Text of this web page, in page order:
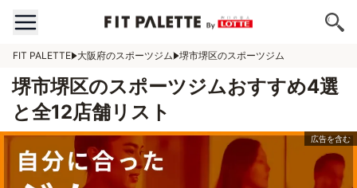
FIT PALETTE 大阪府のスポーツジム 堺市堺区のスポーツジム
堺市堺区のスポーツジムおすすめ4選
と全12店舗リスト